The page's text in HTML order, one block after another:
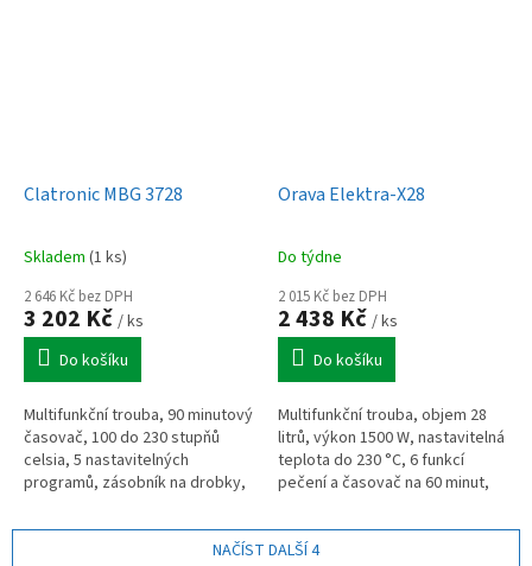
Clatronic MBG 3728
Skladem (1 ks)
2 646 Kč bez DPH
3 202 Kč / ks
Do košíku
Multifunkční trouba, 90 minutový
časovač, 100 do 230 stupňů
celsia, 5 nastavitelných
programů, zásobník na drobky,
Orava Elektra-X28
Do týdne
2 015 Kč bez DPH
2 438 Kč / ks
Do košíku
Multifunkční trouba, objem 28
litrů, výkon 1500 W, nastavitelná
teplota do 230 °C, 6 funkcí
pečení a časovač na 60 minut,
ohřívání
NAČÍST DALŠÍ 4